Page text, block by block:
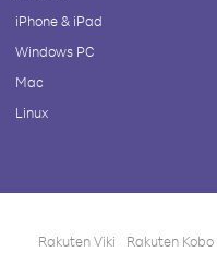
iPhone & iPad
Windows PC
Mac
Linux
Rakuten Viki Rakuten Kobo